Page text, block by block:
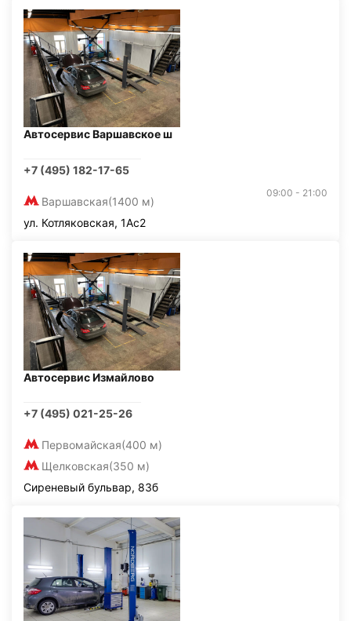
Автосервис Варшавское ш
+7 (495) 182-17-65
Варшавская(1400 м)
09:00 - 21:00
ул. Котляковская, 1Ас2
Автосервис Измайлово
+7 (495) 021-25-26
Первомайская(400 м)
Щелковская(350 м)
Сиреневый бульвар, 83б